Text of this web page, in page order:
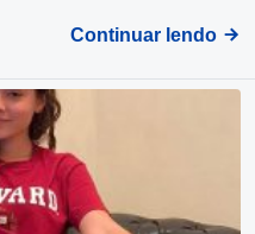
Continuar lendo